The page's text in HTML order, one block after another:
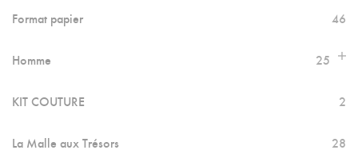
Format papier 46
Homme 25
KIT COUTURE 2
La Malle aux Trésors 28